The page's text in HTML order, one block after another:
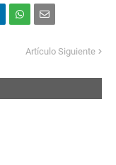
Artículo Siguiente